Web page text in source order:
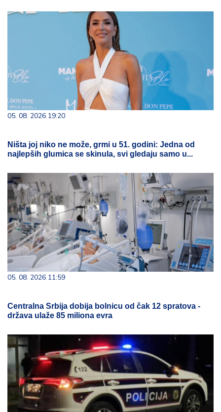
05. 08. 2026 19:20
Ništa joj niko ne može, grmi u 51. godini: Jedna od
najlepših glumica se skinula, svi gledaju samo u...
05. 08. 2026 11:59
Centralna Srbija dobija bolnicu od čak 12 spratova -
država ulaže 85 miliona evra